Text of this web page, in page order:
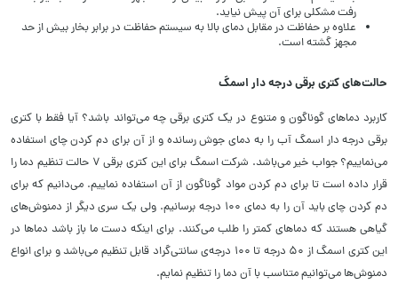
رفت مشکلی برای آن پیش نیاید.
علاوه بر حفاظت در مقابل دمای بالا به سیستم حفاظت در برابر بخار بیش از حد
مجهز گشته است.
حالت‌های کتری برقی درجه دار اسمگ
کاربرد دماهای گوناگون و متنوع در یک کتری برقی چه می‌تواند باشد؟ آیا فقط با کتری
برقی درجه دار اسمگ آب را به دمای جوش رسانده و از آن برای دم کردن چای استفاده
می‌نماییم؟ جواب خیر می‌باشد. شرکت اسمگ برای این کتری برقی ۷ حالت تنظیم دما را
قرار داده است تا برای دم کردن مواد گوناگون از آن استفاده نماییم. می‌دانیم که برای
دم کردن چای باید آن را به دمای ۱۰۰ درجه برسانیم. ولی یک سری دیگر از دمنوش‌های
گیاهی هستند که دماهای کمتر را طلب می‌کنند. برای اینکه دست ما باز باشد دماها در
این کتری اسمگ از ۵۰ درجه تا ۱۰۰ درجه‌ی سانتی‌گراد قابل تنظیم می‌باشد و برای انواع
دمنوش‌ها می‌توانیم متناسب با آن دما را تنظیم نمایم.